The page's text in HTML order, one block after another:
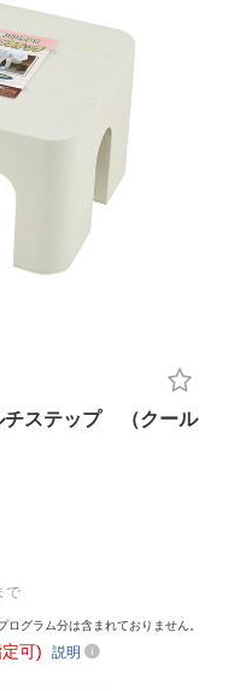
チステップ （クール
で
ログラム分は含まれておりません。
定可) 説明